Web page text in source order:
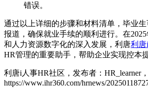
错误。
通过以上详细的步骤和材料清单，毕业
报道，确保就业手续的顺利进行。在
和人力资源数字化的深入发展，利唐利
HR管理的重要助手，帮助企业实现控本
利唐i人事HR社区，发布者：HR_learner
https://www.ihr360.com/hrnews/